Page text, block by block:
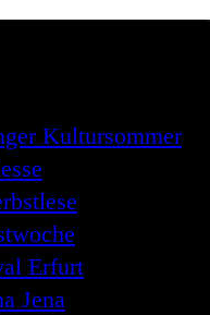
Kultursommer
Erfurt
Jena